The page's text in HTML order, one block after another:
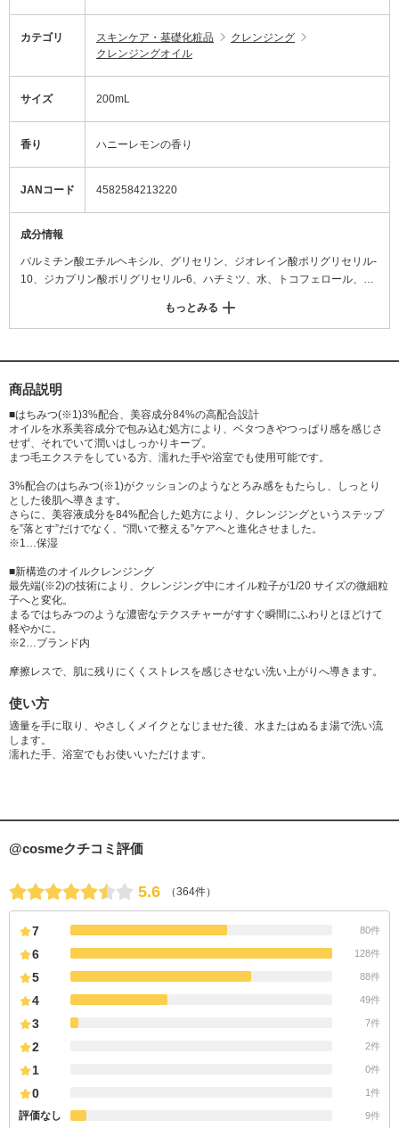
カテゴリ スキンケア・基礎化粧品
クレンジング
クレンジングオイル
サイズ 200mL
香り ハニーレモンの香り
JANコード 4582584213220
成分情報
パルミチン酸エチルヘキシル、グリセリン、ジオレイン酸ポリグリセリル-
10、ジカプリン酸ポリグリセリル-6、ハチミツ、水、トコフェロール、カ
油、ホホバ種子油、フィチン酸、酸化銀、オプンチアフィクスインジカ果
実エキス、ジパルミチン酸アスコルビル、香料
もっとみる
商品説明
■はちみつ(※1)3%配合、美容成分84%の高配合設計
オイルを水系美容成分で包み込む処方により、ベタつきやつっぱり感を感じさ
せず、それでいて潤いはしっかりキープ。
まつ毛エクステをしている方、濡れた手や浴室でも使用可能です。
3%配合のはちみつ(※1)がクッションのようなとろみ感をもたらし、しっとり
とした後肌へ導きます。
さらに、美容液成分を84%配合した処方により、クレンジングというステップ
を”落とす”だけでなく、“潤いで整える”ケアへと進化させました。
※1…保湿
■新構造のオイルクレンジング
最先端(※2)の技術により、クレンジング中にオイル粒子が1/20 サイズの微細粒
子へと変化。
まるではちみつのような濃密なテクスチャーがすすぐ瞬間にふわりとほどけて
軽やかに。
※2…ブランド内
摩擦レスで、肌に残りにくくストレスを感じさせない洗い上がりへ導きます。
使い方
適量を手に取り、やさしくメイクとなじませた後、水またはぬるま湯で洗い流
します。
濡れた手、浴室でもお使いいただけます。
@cosmeクチコミ評価
5.6 （364件）
7 80件
6 128件
5 88件
4 49件
3 7件
2 2件
1 0件
0 1件
評価なし 9件